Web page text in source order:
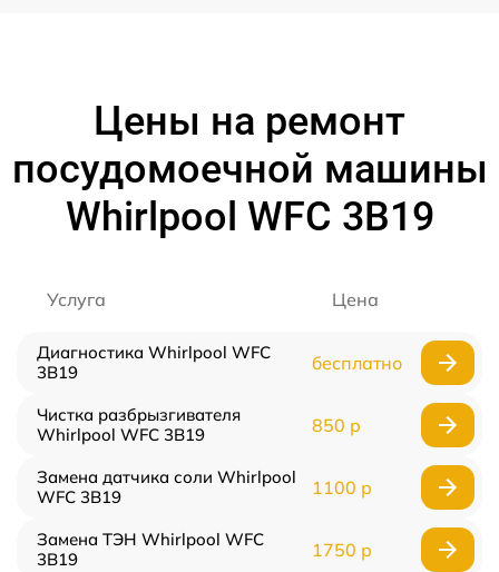
Цены на ремонт
посудомоечной машины
Whirlpool WFC 3B19
Услуга Цена
Диагностика Whirlpool WFC
3B19
бесплатно
Чистка разбрызгивателя
Whirlpool WFC 3B19
850 р
Замена датчика соли Whirlpool
WFC 3B19
1100 р
Замена ТЭН Whirlpool WFC
3B19
1750 р